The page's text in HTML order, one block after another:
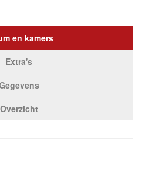
en kamers
Extra's
Overzicht